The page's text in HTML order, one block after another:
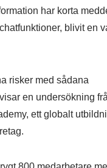
har korta
blivit en
risker med sådana
en undersökning
ett globalt